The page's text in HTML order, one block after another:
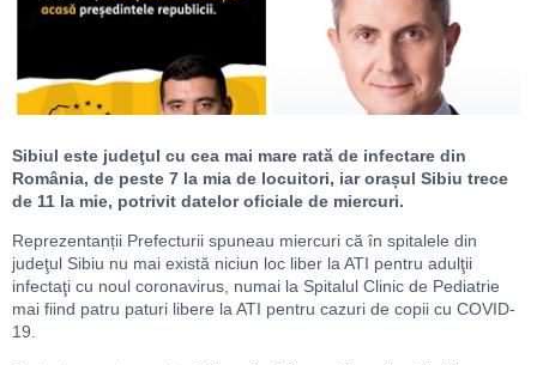
Sibiul este judeţul cu cea mai mare rată de infectare din
România, de peste 7 la mia de locuitori, iar orașul Sibiu trece
de 11 la mie, potrivit datelor oficiale de miercuri.
Reprezentanții Prefecturii spuneau miercuri că în spitalele din
judeţul Sibiu nu mai există niciun loc liber la ATI pentru adulţii
infectaţi cu noul coronavirus, numai la Spitalul Clinic de Pediatrie
mai fiind patru paturi libere la ATI pentru cazuri de copii cu COVID-
19.